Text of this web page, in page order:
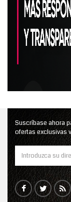
Suscríbase ahora
ofertas exclusivas